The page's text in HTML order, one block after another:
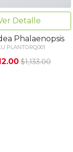
Detalle
Phalaenopsis
PLANTORQ001
$1,133.00